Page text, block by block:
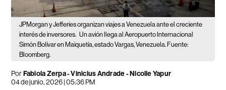
JPMorgan y Jefferies organizan viajes a Venezuela ante el creciente
interés de inversores. Un avión llega al Aeropuerto Internacional
Simón Bolívar en Maiquetía, estado Vargas, Venezuela. Fuente:
Bloomberg.
PorFabiola Zerpa - Vinicius Andrade - Nicolle Yapur
04 de junio, 2026 | 05:36 PM